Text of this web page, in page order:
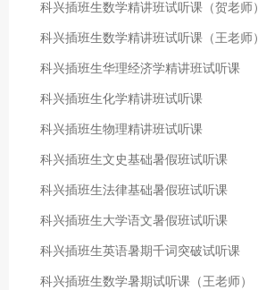
科兴插班生数学精讲班试听课（贺老师）
科兴插班生数学精讲班试听课（王老师）
科兴插班生华理经济学精讲班试听课
科兴插班生化学精讲班试听课
科兴插班生物理精讲班试听课
科兴插班生文史基础暑假班试听课
科兴插班生法律基础暑假班试听课
科兴插班生大学语文暑假班试听课
科兴插班生英语暑期千词突破试听课
科兴插班生数学暑期试听课（王老师）